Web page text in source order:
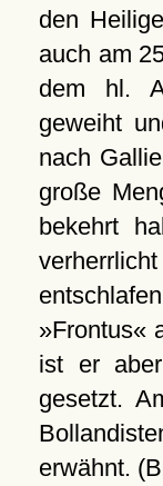
den
auch am
dem hl.
geweiht
nach
große
bekehrt
»Frontus«
ist er
gesetzt.
erwähnt.